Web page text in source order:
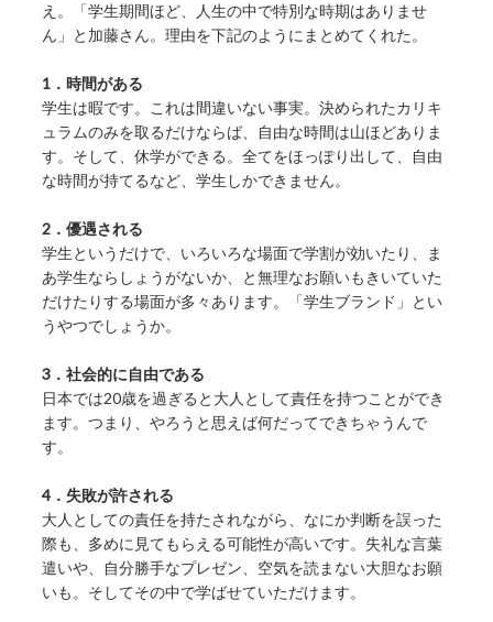
え。「学生期間ほど、人生の中で特別な時期はありませ
ん」と加藤さん。理由を下記のようにまとめてくれた。
1．時間がある
学生は暇です。これは間違いない事実。決められたカリキ
ュラムのみを取るだけならば、自由な時間は山ほどありま
す。そして、休学ができる。全てをほっぽり出して、自由
な時間が持てるなど、学生しかできません。
2．優遇される
学生というだけで、いろいろな場面で学割が効いたり、ま
あ学生ならしょうがないか、と無理なお願いもきいていた
だけたりする場面が多々あります。「学生ブランド」とい
うやつでしょうか。
3．社会的に自由である
日本では20歳を過ぎると大人として責任を持つことができ
ます。つまり、やろうと思えば何だってできちゃうんで
す。
4．失敗が許される
大人としての責任を持たされながら、なにか判断を誤った
際も、多めに見てもらえる可能性が高いです。失礼な言葉
遣いや、自分勝手なプレゼン、空気を読まない大胆なお願
いも。そしてその中で学ばせていただけます。